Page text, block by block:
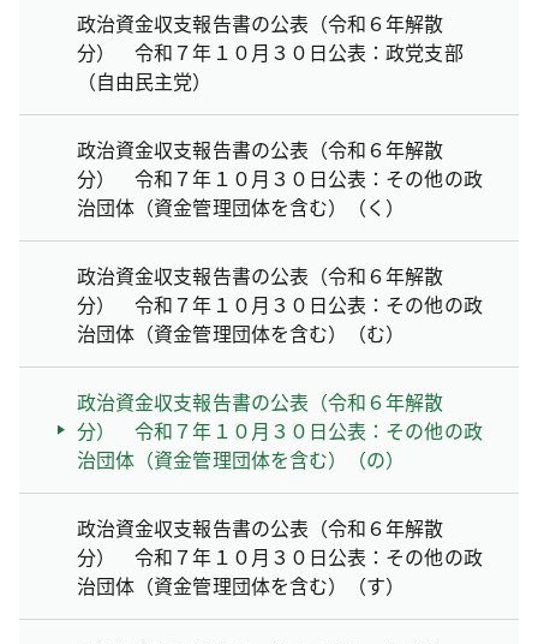
政治資金収支報告書の公表（令和６年解散
分） 令和７年１０月３０日公表：政党支部
（自由民主党）
政治資金収支報告書の公表（令和６年解散
分） 令和７年１０月３０日公表：その他の政
治団体（資金管理団体を含む）（く）
政治資金収支報告書の公表（令和６年解散
分） 令和７年１０月３０日公表：その他の政
治団体（資金管理団体を含む）（む）
政治資金収支報告書の公表（令和６年解散
分） 令和７年１０月３０日公表：その他の政
治団体（資金管理団体を含む）（の）
政治資金収支報告書の公表（令和６年解散
分） 令和７年１０月３０日公表：その他の政
治団体（資金管理団体を含む）（す）